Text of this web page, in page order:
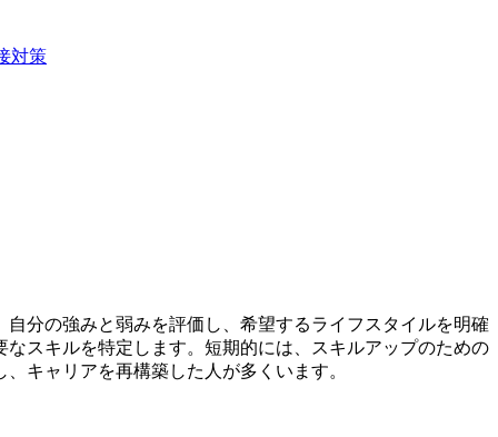
対策
分の強みと弱みを評価し、希望するライフスタイルを明確
スキルを特定します。短期的には、スキルアップのための
キャリアを再構築した人が多くいます。